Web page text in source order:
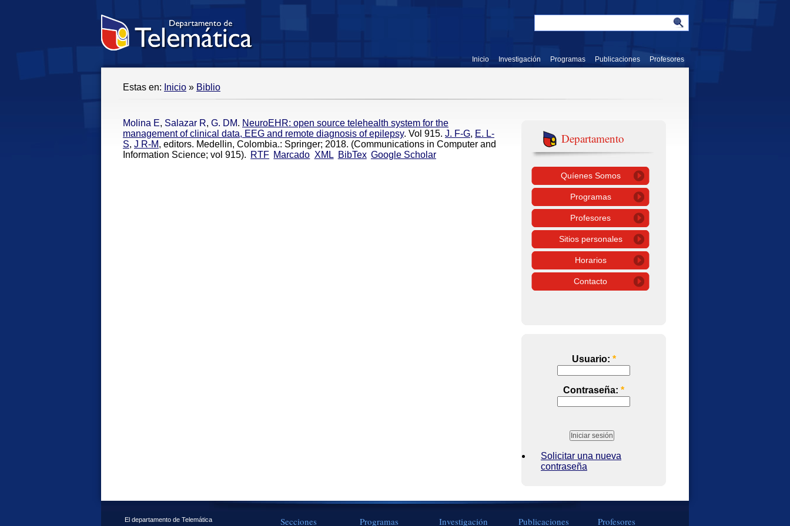
Inicio Investigación Programas Publicaciones Profesores
Estas en: Inicio » Biblio
Molina E, Salazar R, G. DM. NeuroEHR: open source telehealth system for the
management of clinical data, EEG and remote diagnosis of epilepsy. Vol 915. J. F-G, E. L-
S, J R-M, editors. Medellin, Colombia.: Springer; 2018. (Communications in Computer and
Information Science; vol 915). RTF Marcado XML BibTex Google Scholar
Departamento
Quíenes Somos
Programas
Profesores
Sitios personales
Horarios
Contacto
Usuario: *
Contraseña: *
Solicitar una nueva
contraseña
El departamento de Telemática
Secciones Programas Investigación Publicaciones Profesores